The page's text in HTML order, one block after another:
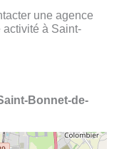
une agence
activité à Saint-
Bonnet-de-